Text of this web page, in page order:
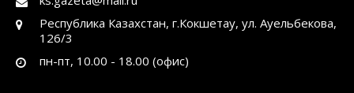
Республика Казахстан, г.Кокшетау, ул. Ауельбекова,
126/3
пн-пт, 10.00 - 18.00 (офис)